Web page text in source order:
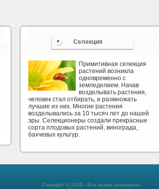
Селекция
Примитивная селекция
растений возникла
одновременно с
земледелием. Начав
возделывать растения,
человек стал отбирать, и размножать
лучшие из них. Многие растения
возделывались за 10 тысяч лет до нашей
эры. Селекционеры создали прекрасные
сорта плодовых растений, винограда,
бахчевых культур.
Copyright © 2013 - Все права защищены